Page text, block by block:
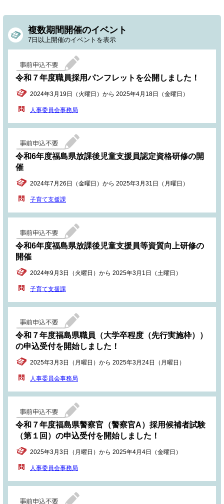
複数期間開催のイベント
7日以上開催のイベントを表示
令和７年度職員採用パンフレットを公開しました！
2024年3月19日（火曜日）から 2025年4月18日（金曜日）
人事委員会事務局
令和6年度福島県放課後児童支援員認定資格研修の開
催
2024年7月26日（金曜日）から 2025年3月31日（月曜日）
子育て支援課
令和6年度福島県放課後児童支援員等資質向上研修の
開催
2024年9月3日（火曜日）から 2025年3月1日（土曜日）
子育て支援課
令和７年度福島県職員（大学卒程度（先行実施枠））
の申込受付を開始しました！
2025年3月3日（月曜日）から 2025年3月24日（月曜日）
人事委員会事務局
令和７年度福島県警察官（警察官A）採用候補者試験
（第１回）の申込受付を開始しました！
2025年3月3日（月曜日）から 2025年4月4日（金曜日）
人事委員会事務局